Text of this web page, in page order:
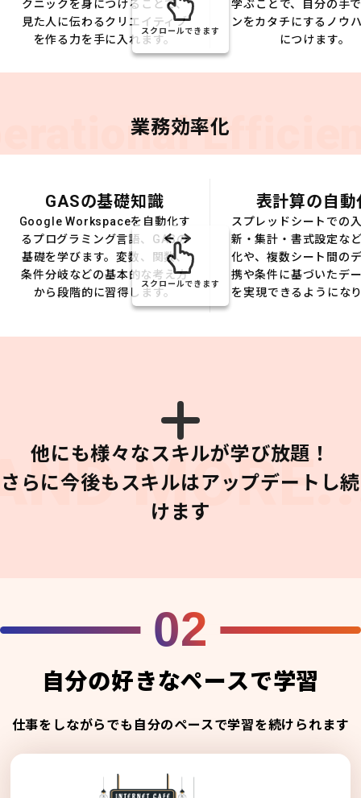
クニックを身につけることで、
見た人に伝わるクリエイティブ
を作る力を手に入れます。
学ぶことで、自分の手
ンをカタチにするノウ
につけます。
スクロールできます
業務効率化
GASの基礎知識
Google Workspaceを自動化す
るプログラミング言語、GASの
基礎を学びます。変数、関数、
条件分岐などの基本的な考え方
から段階的に習得します。
表計算の自動
スプレッドシートでの
新・集計・書式設定な
化や、複数シート間の
携や条件に基づいたデ
を実現できるようにな
スクロールできます
他にも様々なスキルが学び放題！
さらに今後もスキルはアップデートし続
けます
02
自分の好きなペースで学習
仕事をしながらでも自分のペースで学習を続けられます